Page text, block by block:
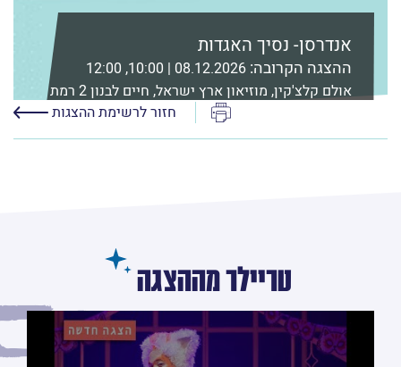
אנדרסן- נסיך האגדות
ההצגה הקרובה: 08.12.2026 | 10:00, 12:00
אולם קלצ'קין, מוזיאון ארץ ישראל, חיים לבנון 2 רמת
לפרטים נוספים ורכישה
חזור לרשימת ההצגות
טריילר מההצגה
לחץ/י על מנת לראות את הסרטון טריילר מההצגה